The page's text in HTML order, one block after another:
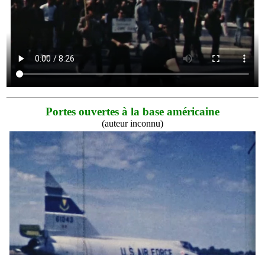
Portes ouvertes à la base américaine
(auteur inconnu)